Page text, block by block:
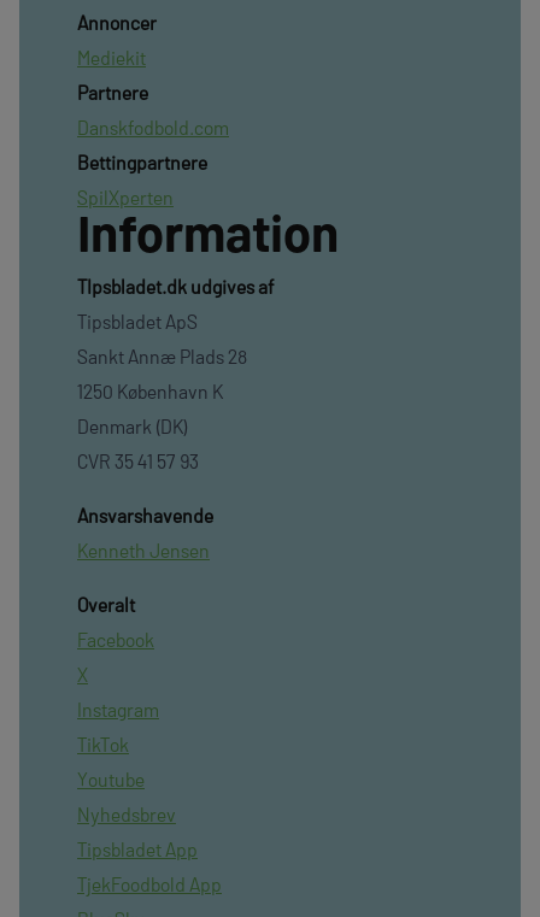
Annoncer
Mediekit
Partnere
Danskfodbold.com
Bettingpartnere
SpilXperten
Information
TIpsbladet.dk udgives af
Tipsbladet ApS
Sankt Annæ Plads 28
1250 København K
Denmark (DK)
CVR 35 41 57 93
Ansvarshavende
Kenneth Jensen
Overalt
Facebook
X
Instagram
TikTok
Youtube
Nyhedsbrev
Tipsbladet App
TjekFoodbold App